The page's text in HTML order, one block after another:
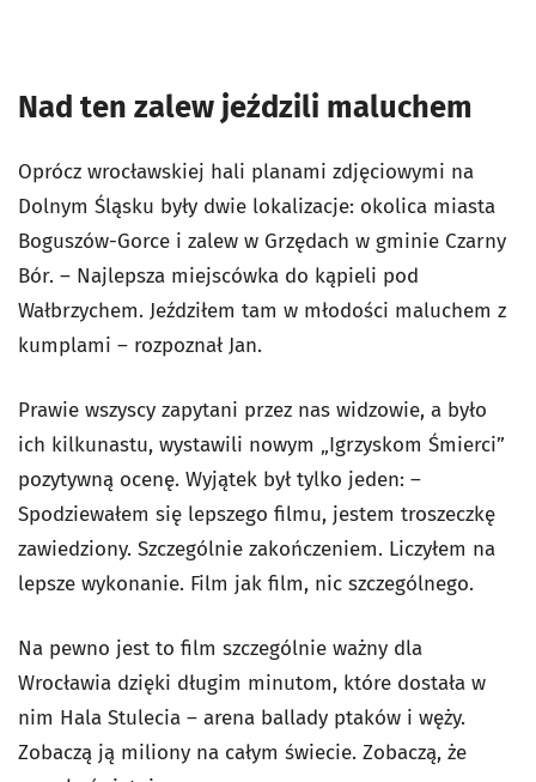
Nad ten zalew jeździli maluchem
Oprócz wrocławskiej hali planami zdjęciowymi na
Dolnym Śląsku były dwie lokalizacje: okolica miasta
Boguszów-Gorce i zalew w Grzędach w gminie Czarny
Bór. – Najlepsza miejscówka do kąpieli pod
Wałbrzychem. Jeździłem tam w młodości maluchem z
kumplami – rozpoznał Jan.
Prawie wszyscy zapytani przez nas widzowie, a było
ich kilkunastu, wystawili nowym „Igrzyskom Śmierci”
pozytywną ocenę. Wyjątek był tylko jeden: –
Spodziewałem się lepszego filmu, jestem troszeczkę
zawiedziony. Szczególnie zakończeniem. Liczyłem na
lepsze wykonanie. Film jak film, nic szczególnego.
Na pewno jest to film szczególnie ważny dla
Wrocławia dzięki długim minutom, które dostała w
nim Hala Stulecia – arena ballady ptaków i węży.
Zobaczą ją miliony na całym świecie. Zobaczą, że